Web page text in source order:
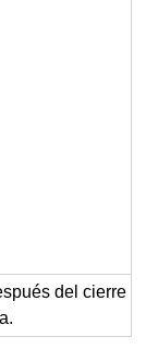
del cierre